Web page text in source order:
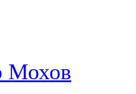
Мохов